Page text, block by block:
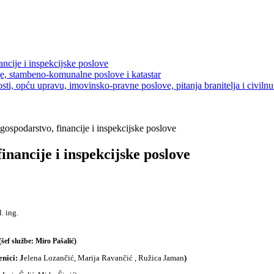
i inspekcijske poslove
stambeno-komunalne poslove i katastar
opću upravu, imovinsko-pravne poslove, pitanja branitelja i
financije i inspekcijske poslove
i inspekcijske poslove
ing.
službe: Miro Pašalić)
Jelena Lozančić, Marija Ravančić , Ružica Jaman)